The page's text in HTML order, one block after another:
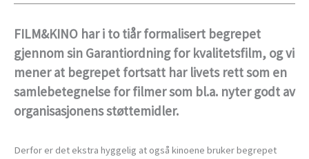
FILM&KINO har i to tiår formalisert begrepet
gjennom sin Garantiordning for kvalitetsfilm, og vi
mener at begrepet fortsatt har livets rett som en
samlebetegnelse for filmer som bl.a. nyter godt av
organisasjonens støttemidler.
Derfor er det ekstra hyggelig at også kinoene bruker begrepet